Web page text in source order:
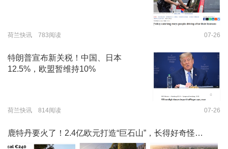
荷兰快讯 783阅读 07-26
特朗普宣布新关税！中国、日本
12.5%，欧盟暂维持10%
荷兰快讯 814阅读 07-26
鹿特丹要火了！2.4亿欧元打造“巨石山”，长得好奇怪…